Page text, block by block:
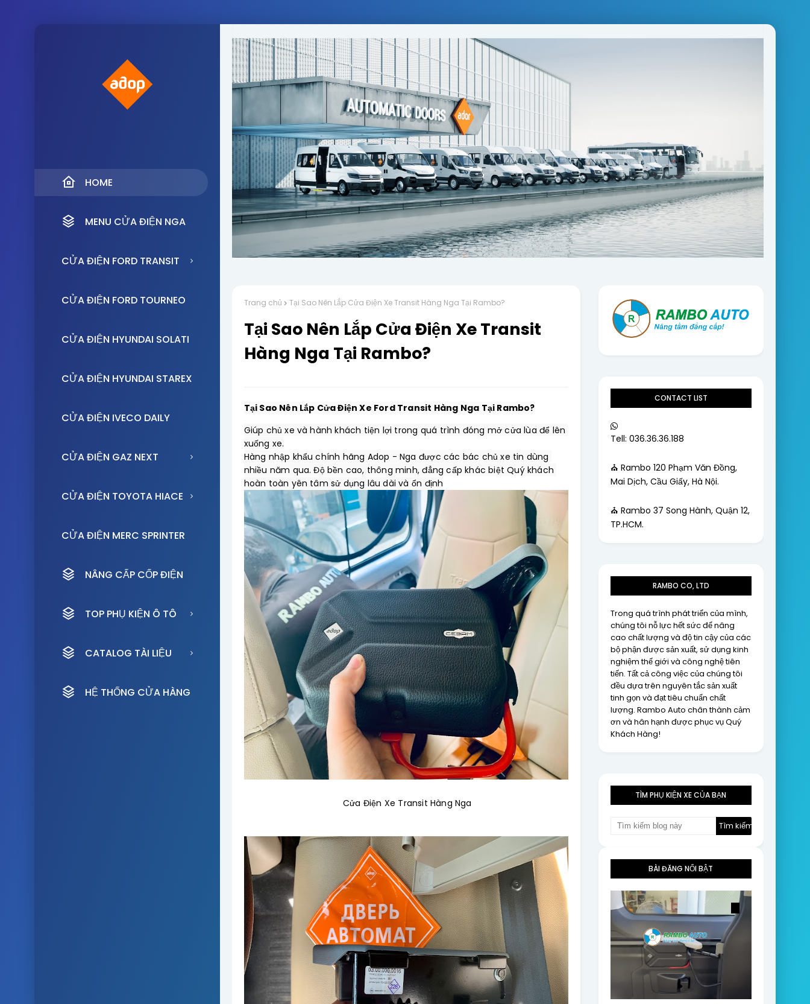
HOME
MENU CỬA ĐIỆN NGA
CỬA ĐIỆN FORD TRANSIT
CỬA ĐIỆN FORD TOURNEO
CỬA ĐIỆN HYUNDAI SOLATI
CỬA ĐIỆN HYUNDAI STAREX
CỬA ĐIỆN IVECO DAILY
CỬA ĐIỆN GAZ NEXT
CỬA ĐIỆN TOYOTA HIACE
CỬA ĐIỆN MERC SPRINTER
NÂNG CẤP CỐP ĐIỆN
TOP PHỤ KIỆN Ô TÔ
CATALOG TÀI LIỆU
HỆ THỐNG CỬA HÀNG
Trang chủ Tại Sao Nên Lắp Cửa Điện Xe Transit Hàng Nga Tại Rambo?
Tại Sao Nên Lắp Cửa Điện Xe Transit
Hàng Nga Tại Rambo?
Tại Sao Nên Lắp Cửa Điện Xe Ford Transit Hàng Nga Tại Rambo?
Giúp chủ xe và hành khách tiện lợi trong quá trình đóng mở cửa lùa để lên
xuống xe.
Hàng nhập khẩu chính hãng Adop - Nga được các bác chủ xe tin dùng
nhiều năm qua. Độ bền cao, thông minh, đẳng cấp khác biệt Quý khách
hoàn toàn yên tâm sử dụng lâu dài và ổn định
Cửa Điện Xe Transit Hàng Nga
CONTACT LIST
Tell: 036.36.36.188
⛪ Rambo 120 Phạm Văn Đồng,
Mai Dịch, Cầu Giấy, Hà Nội.
⛪ Rambo 37 Song Hành, Quận 12,
TP.HCM.
RAMBO CO, LTD
Trong quá trình phát triển của mình,
chúng tôi nỗ lực hết sức để nâng
cao chất lượng và độ tin cậy của các
bộ phận được sản xuất, sử dụng kinh
nghiệm thế giới và công nghệ tiên
tiến. Tất cả công việc của chúng tôi
đều dựa trên nguyên tắc sản xuất
tinh gọn và đạt tiêu chuẩn chất
lượng. Rambo Auto chân thành cảm
ơn và hân hạnh được phục vụ Quý
Khách Hàng!
TÌM PHỤ KIỆN XE CỦA BẠN
BÀI ĐĂNG NỔI BẬT